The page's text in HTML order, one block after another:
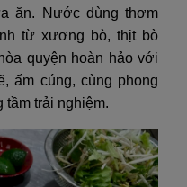
ăn. Nước dùng thơm
từ xương bò, thịt bò
quyện hoàn hảo với
ấm cúng, cùng phong
tầm trải nghiệm.